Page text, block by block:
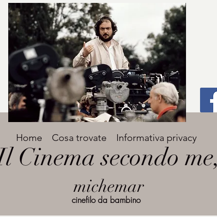
Titolo
grande
Avenir Light una delle font preferite dai
designer. Facile da leggere, viene
utilizzata per titoli e paragrafi.
Cinema secondo
michemar
Home Cosa trovate Informativa privacy
cinefilo da bambino